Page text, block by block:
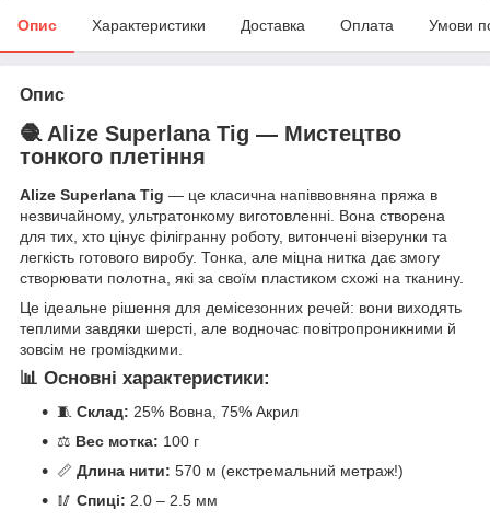
Опис Характеристики Доставка Оплата Умови
Опис
🧶 Alize Superlana Tig — Мистецтво
тонкого плетіння
Alize Superlana Tig — це класична напіввовняна пряжа в
незвичайному, ультратонкому виготовленні. Вона створена
для тих, хто цінує філігранну роботу, витончені візерунки та
легкість готового виробу. Тонка, але міцна нитка дає змогу
створювати полотна, які за своїм пластиком схожі на тканину.
Це ідеальне рішення для демісезонних речей: вони виходять
теплими завдяки шерсті, але водночас повітропроникними й
зовсім не громіздкими.
📊 Основні характеристики:
🧵 Склад: 25% Вовна, 75% Акрил
⚖️ Вес мотка: 100 г
📏 Длина нити: 570 м (екстремальний метраж!)
🥢 Спиці: 2.0 – 2.5 мм